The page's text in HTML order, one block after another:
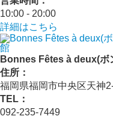
10:00 ‐ 20:00
詳細はこちら
Bonnes Fêtes à deux(ボ
住所：
福岡県福岡市中央区天神
TEL：
092-235-7449